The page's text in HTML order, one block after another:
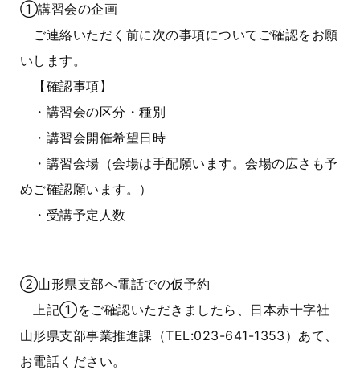
①講習会の企画
ご連絡いただく前に次の事項についてご確認をお願
いします。
【確認事項】
・講習会の区分・種別
・講習会開催希望日時
・講習会場（会場は手配願います。会場の広さも予
めご確認願います。）
・受講予定人数
②山形県支部へ電話での仮予約
上記①をご確認いただきましたら、日本赤十字社
山形県支部事業推進課（TEL:023-641-1353）あて、
お電話ください。